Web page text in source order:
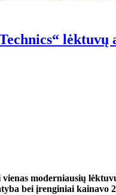
lėktuvų
moderniausių
bei įrenginiai